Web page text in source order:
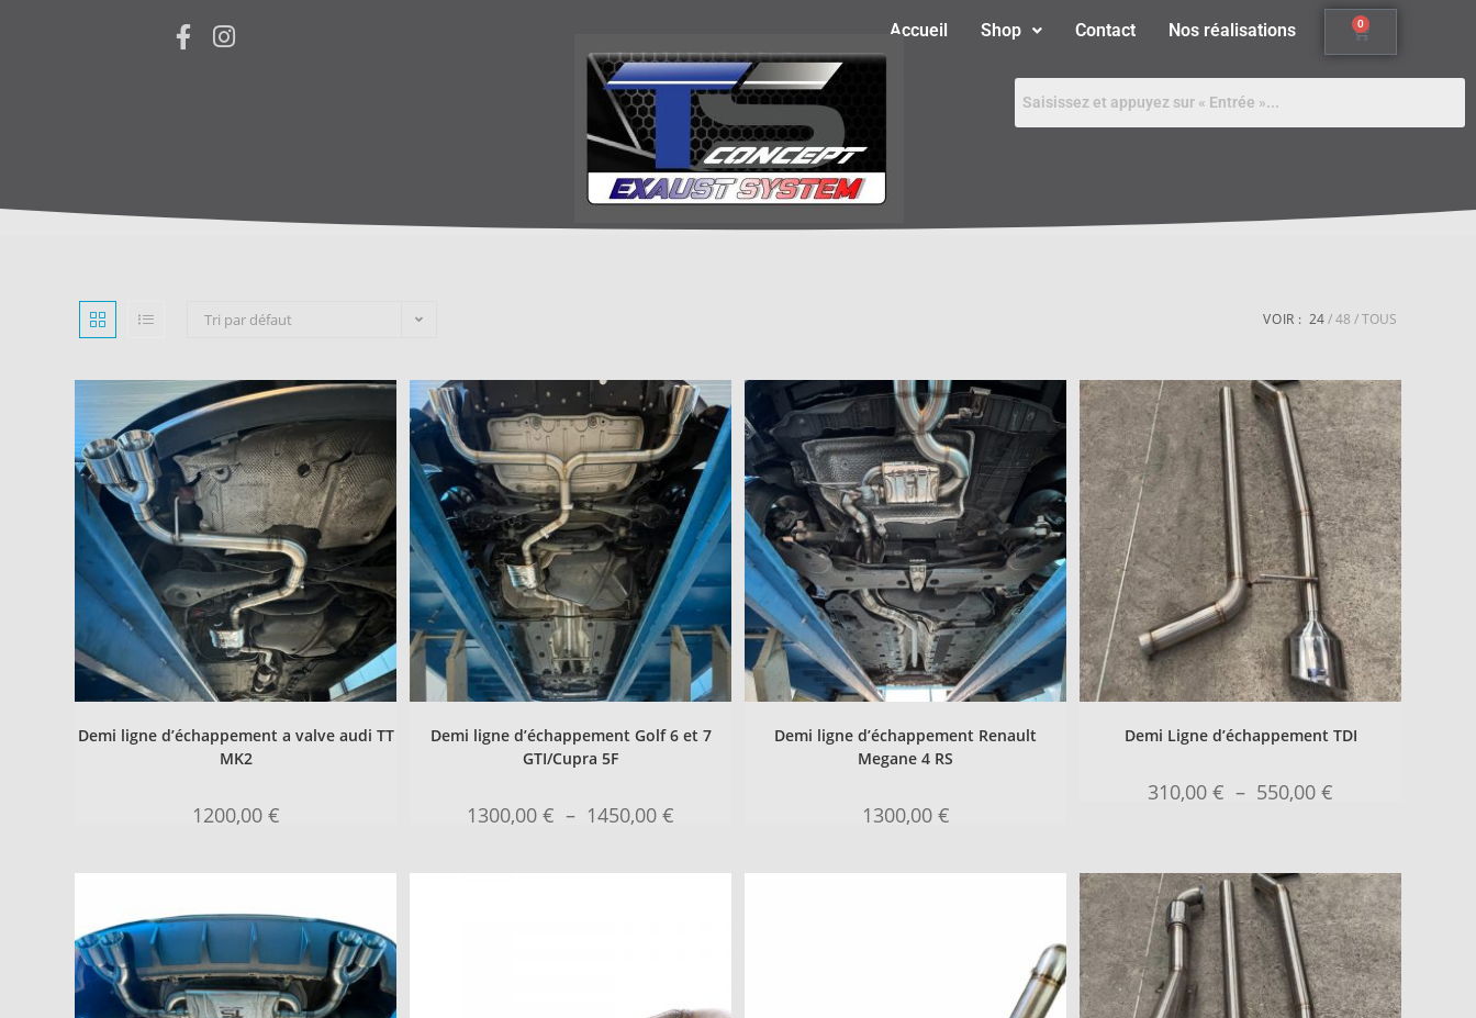
Accueil Shop Contact Nos réalisations 0
Tri par défaut VOIR : 24 48 TOUS
Demi ligne d’échappement a valve audi TT
MK2
1200,00 €
Demi ligne d’échappement Golf 6 et 7
GTI/Cupra 5F
1300,00 € – 1450,00 €
Demi ligne d’échappement Renault
Megane 4 RS
1300,00 €
Demi Ligne d’échappement TDI
310,00 € – 550,00 €